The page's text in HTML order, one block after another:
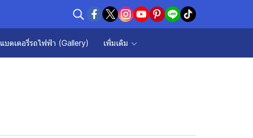
แบตเตอรี่รถไฟฟ้า (Gallery) เพิ่มเติม